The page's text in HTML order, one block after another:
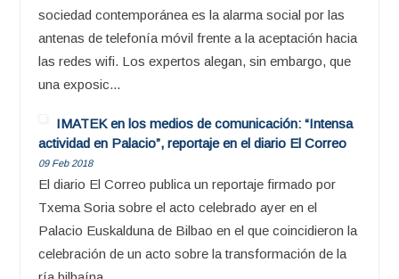
sociedad contemporánea es la alarma social por las
antenas de telefonía móvil frente a la aceptación hacia
las redes wifi. Los expertos alegan, sin embargo, que
una exposic...
IMATEK en los medios de comunicación: “Intensa
actividad en Palacio”, reportaje en el diario El Correo
09 Feb 2018
El diario El Correo publica un reportaje firmado por
Txema Soria sobre el acto celebrado ayer en el
Palacio Euskalduna de Bilbao en el que coincidieron la
celebración de un acto sobre la transformación de la